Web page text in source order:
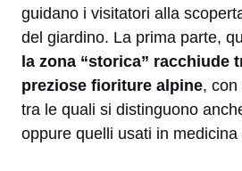
guidano i visitatori alla
del giardino. La prima parte,
la zona “storica” racchiude
preziose fioriture alpine, con
tra le quali si distinguono
oppure quelli usati in